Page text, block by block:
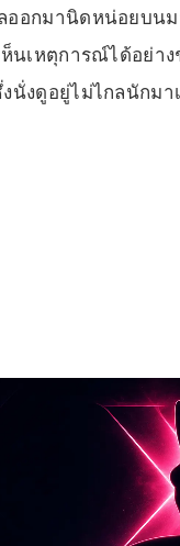
ออกมานิดหน่อยบน
ห็นเหตุการณ์ได้อย่
นั่งดูอยู่ไม่ไกลนักม